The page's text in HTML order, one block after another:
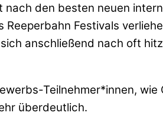
den besten neuen
Festivals
anschließend nach oft
Teilnehmer*innen, wie
überdeutlich.